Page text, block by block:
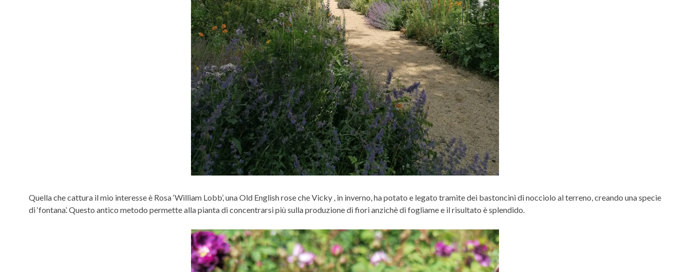
Quella che cattura il mio interesse è Rosa ‘William Lobb’, una Old English rose che Vicky , in inverno, ha potato e legato tramite dei bastoncini di nocciolo al terreno, creando una specie
di ‘fontana’. Questo antico metodo permette alla pianta di concentrarsi più sulla produzione di fiori anzichè di fogliame e il risultato è splendido.